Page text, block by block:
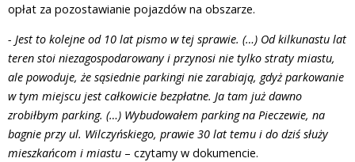
opłat za pozostawianie pojazdów na obszarze.
- Jest to kolejne od 10 lat pismo w tej sprawie. (…) Od kilkunastu lat
teren stoi niezagospodarowany i przynosi nie tylko straty miastu,
ale powoduje, że sąsiednie parkingi nie zarabiają, gdyż parkowanie
w tym miejscu jest całkowicie bezpłatne. Ja tam już dawno
zrobiłbym parking. (…) Wybudowałem parking na Pieczewie, na
bagnie przy ul. Wilczyńskiego, prawie 30 lat temu i do dziś służy
mieszkańcom i miastu – czytamy w dokumencie.